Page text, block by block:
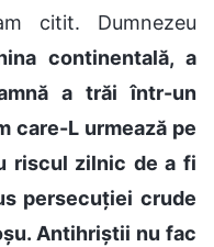
citit. Dumnezeu
continentală, a
a trăi într-un
care-L urmează pe
riscul zilnic de a fi
persecuției crude
Antihriștii nu fac